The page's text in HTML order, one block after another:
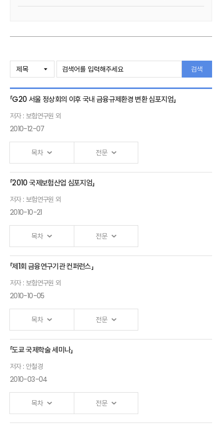
검색
「G20 서울 정상회의 이후 국내 금융규제환경 변환 심포지엄」
저자 : 보험연구원 외
2010-12-07
목차 전문
Symposium」 발표자 :보험연구원 외
「2010 국제보험산업 심포지엄」
저자 : 보험연구원 외
2010-10-21
목차 전문
「제1회 금융연구기관 컨퍼런스」
저자 : 보험연구원 외
2010-10-05
목차 전문
「도쿄 국제학술 세미나」
저자 : 안철경
2010-03-04
목차 전문